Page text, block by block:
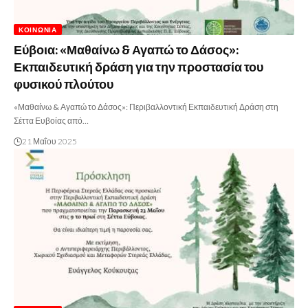
ΚΟΙΝΩΝΊΑ
Εύβοια: «Μαθαίνω & Αγαπώ το Δάσος»:
Εκπαιδευτική δράση για την προστασία του
φυσικού πλούτου
«Μαθαίνω & Αγαπώ το Δάσος»: Περιβαλλοντική Εκπαιδευτική Δράση στη
Σέττα Ευβοίας από…
21 Μαΐου 2025